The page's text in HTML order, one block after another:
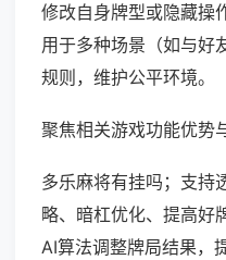
修改自身牌型或隐藏操
用于多种场景（如与好
规则，维护公平环境。
聚焦相关游戏功能优势
多乐麻将有挂吗；支持
略、暗杠优化、提高好
AI算法调整牌局结果，